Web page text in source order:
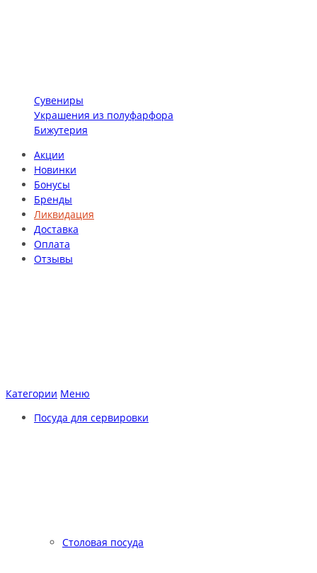
Сувениры
Украшения из полуфарфора
Бижутерия
Акции
Новинки
Бонусы
Бренды
Ликвидация
Доставка
Оплата
Отзывы
Категории Меню
Посуда для сервировки
Столовая посуда